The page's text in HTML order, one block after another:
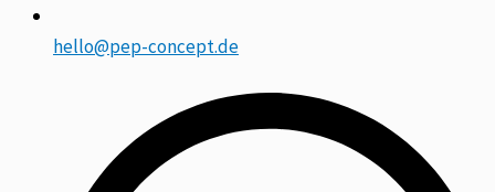
hello@pep-concept.de